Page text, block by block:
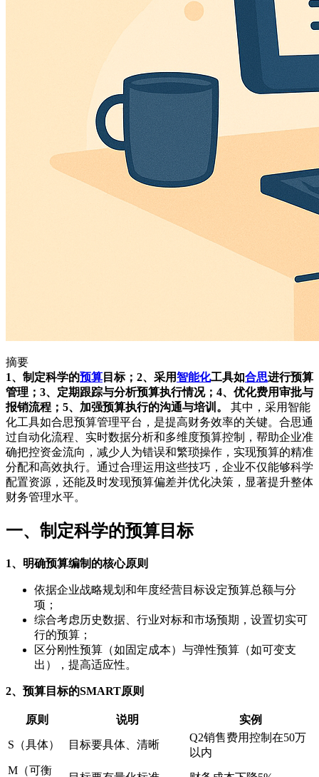
摘要
1、制定科学的预算 目标；2、采用智能化工具如合思进行预算
管理；3、定期跟踪与分析预算执行情况；4、优化费用审批与
报销流程；5、加强预算执行的沟通与培训。
其中，采用智能
化工具如合思预算管理平台，是提高财务效率的关键。合思通
过自动化流程、实时数据分析和多维度预算控制，帮助企业准
确把控资金流向，减少人为错误和繁琐操作，实现预算的精准
分配和高效执行。通过合理运用这些技巧，企业不仅能够科学
配置资源，还能及时发现预算偏差并优化决策，显著提升整体
财务管理水平。
一、制定科学的预算目标
1、明确预算编制的核心原则
依据企业战略规划和年度经营目标设定预算总额与分
项；
综合考虑历史数据、行业对标和市场预期，设置切实可
行的预算；
区分刚性预算（如固定成本）与弹性预算（如可变支
出），提高适应性。
2、预算目标的SMART原则
原则 说明 实例
S（具体） 目标要具体、清晰
Q2销售费用控制在50万
以内
M（可衡